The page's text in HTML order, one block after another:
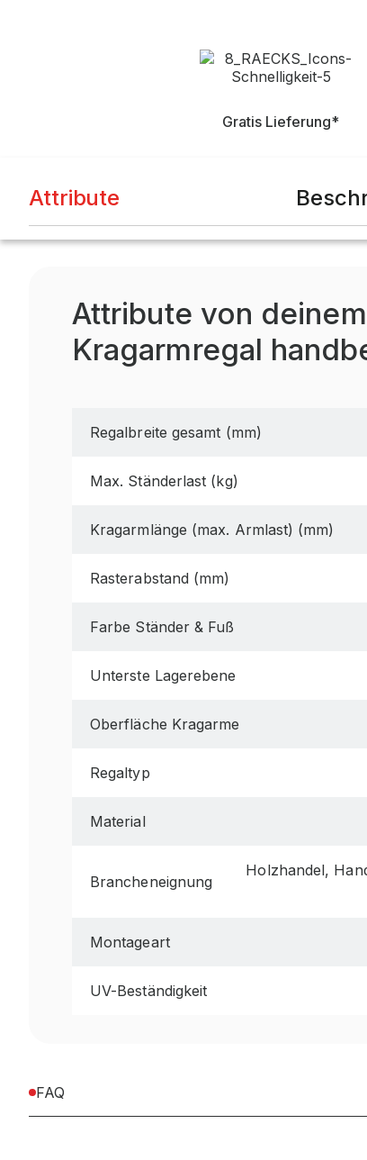
Gratis Lieferung*
Attribute
Attribute von deinem
Kragarmregal
Regalbreite gesamt (mm)
Max. Ständerlast (kg)
Kragarmlänge (max. Armlast) (mm)
Rasterabstand (mm)
Farbe Ständer & Fuß
Unterste Lagerebene
Oberfläche Kragarme
Regaltyp
Material
Brancheneignung
Holzhandel,
Montageart
UV-Beständigkeit
FAQ